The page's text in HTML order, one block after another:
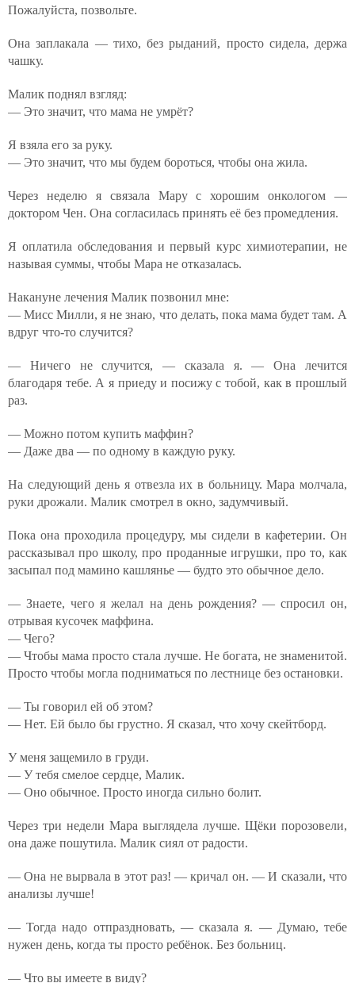
Пожалуйста, позвольте.
Она заплакала — тихо, без рыданий, просто сидела, держа
чашку.
Малик поднял взгляд:
— Это значит, что мама не умрёт?
Я взяла его за руку.
— Это значит, что мы будем бороться, чтобы она жила.
Через неделю я связала Мaру с хорошим онкологом —
доктором Чен. Она согласилась принять её без промедления.
Я оплатила обследования и первый курс химиотерапии, не
называя суммы, чтобы Мара не отказалась.
Накануне лечения Малик позвонил мне:
— Мисс Милли, я не знаю, что делать, пока мама будет там. А
вдруг что-то случится?
— Ничего не случится, — сказала я. — Она лечится
благодаря тебе. А я приеду и посижу с тобой, как в прошлый
раз.
— Можно потом купить маффин?
— Даже два — по одному в каждую руку.
На следующий день я отвезла их в больницу. Мара молчала,
руки дрожали. Малик смотрел в окно, задумчивый.
Пока она проходила процедуру, мы сидели в кафетерии. Он
рассказывал про школу, про проданные игрушки, про то, как
засыпал под мамино кашлянье — будто это обычное дело.
— Знаете, чего я желал на день рождения? — спросил он,
отрывая кусочек маффина.
— Чего?
— Чтобы мама просто стала лучше. Не богата, не знаменитой.
Просто чтобы могла подниматься по лестнице без остановки.
— Ты говорил ей об этом?
— Нет. Ей было бы грустно. Я сказал, что хочу скейтборд.
У меня защемило в груди.
— У тебя смелое сердце, Малик.
— Оно обычное. Просто иногда сильно болит.
Через три недели Мара выглядела лучше. Щёки порозовели,
она даже пошутила. Малик сиял от радости.
— Она не вырвала в этот раз! — кричал он. — И сказали, что
анализы лучше!
— Тогда надо отпраздновать, — сказала я. — Думаю, тебе
нужен день, когда ты просто ребёнок. Без больниц.
— Что вы имеете в виду?